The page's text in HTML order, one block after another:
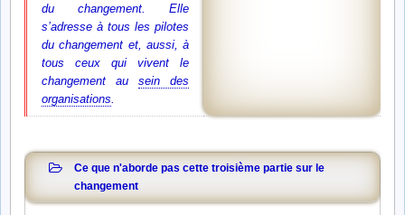
du changement. Elle
s’adresse à tous les pilotes
du changement et, aussi, à
tous ceux qui vivent le
changement au sein des
organisations
Ce que n'aborde pas cette troisième partie sur le
changement